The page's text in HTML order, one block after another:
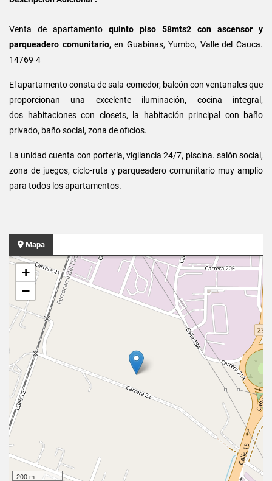
Venta de apartamento quinto piso 58mts2 con
ascensor y
parqueadero comunitario,en Guabinas, Yumbo, Valle del Cauca.
14769-4
El apartamento consta de sala comedor, balcón con ventanales que
proporcionan una excelente iluminación, cocina integral,
dos habitaciones con closets, la habitación principal con baño
privado, baño social, zona de oficios.
La unidad cuenta con portería, vigilancia 24/7, piscina. salón social,
zona de juegos, ciclo-ruta y parqueadero comunitario muy amplio
para todos los apartamentos.
Mapa
+
−
200 m